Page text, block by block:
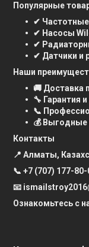
Популярные
✔ Частотные
✔ Насосы
✔
✔ Датчики и
Наши
🚚 Доставка
🔧 Гарантия
📞
💰 Выгодные
Контакты
📍 Алматы,
📞 +7 (707) 177-80-
📧
Ознакомьтесь с